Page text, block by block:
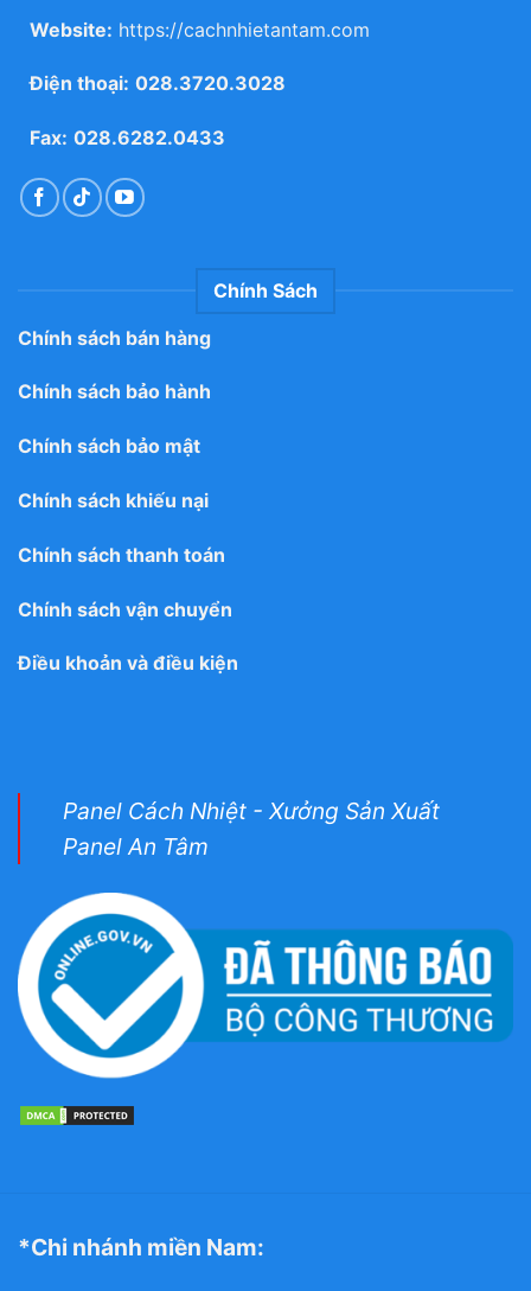
Website: https://cachnhietantam.com
Điện thoại: 028.3720.3028
Fax: 028.6282.0433
Chính Sách
Chính sách bán hàng
Chính sách bảo hành
Chính sách bảo mật
Chính sách khiếu nại
Chính sách thanh toán
Chính sách vận chuyển
Điều khoản và điều kiện
Panel Cách Nhiệt - Xưởng Sản Xuất
Panel An Tâm
*Chi nhánh miền Nam: